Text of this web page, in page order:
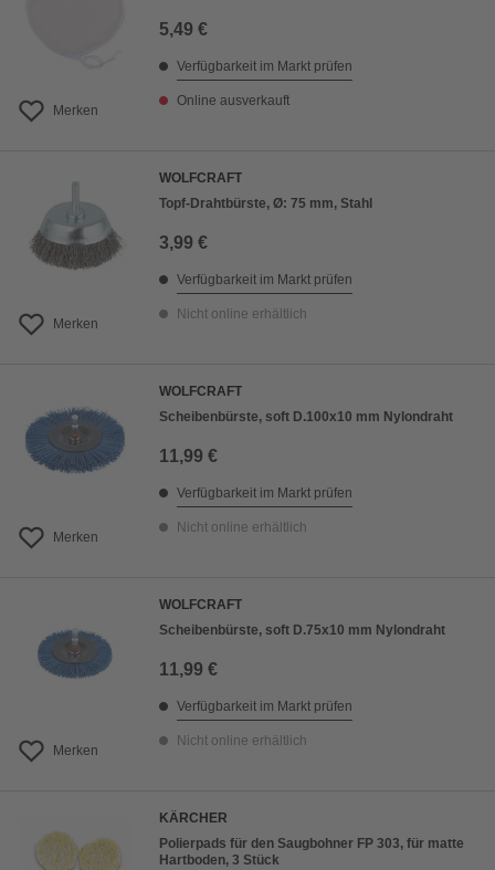
Merken
5,49 €
Verfügbarkeit im Markt prüfen
Online ausverkauft
Merken
WOLFCRAFT
Topf-Drahtbürste, Ø: 75 mm, Stahl
3,99 €
Verfügbarkeit im Markt prüfen
Nicht online erhältlich
Merken
WOLFCRAFT
Scheibenbürste, soft D.100x10 mm Nylondraht
11,99 €
Verfügbarkeit im Markt prüfen
Nicht online erhältlich
Merken
WOLFCRAFT
Scheibenbürste, soft D.75x10 mm Nylondraht
11,99 €
Verfügbarkeit im Markt prüfen
Nicht online erhältlich
KÄRCHER
Polierpads für den Saugbohner FP 303, für matte
Hartboden, 3 Stück